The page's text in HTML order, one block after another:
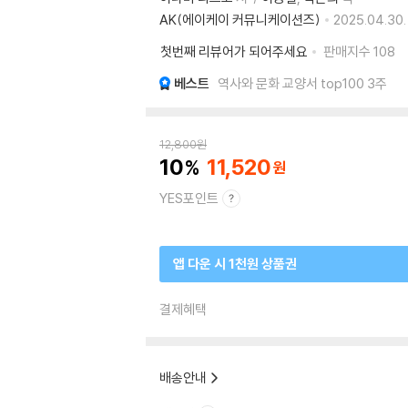
AK(에이케이 커뮤니케이션즈)
2025.04.30.
첫번째 리뷰어가 되어주세요
판매지수 108
베스트 역사와 문화 교양서 top100 3주
12,800원
10 11,520
YES포인트
앱 다운 시 1천원 상품권
결제혜택
배송안내